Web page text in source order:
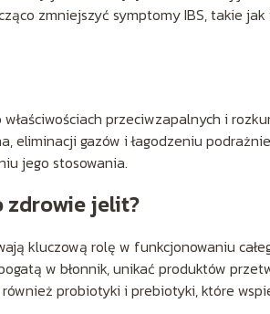
zmniejszyć symptomy IBS, takie
właściwościach przeciwzapalnych i
eliminacji gazów i łagodzeniu
jego stosowania.
zdrowie jelit?
kluczową rolę w funkcjonowaniu
w błonnik, unikać produktów
probiotyki i prebiotyki, które